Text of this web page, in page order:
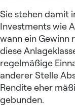
Sie stehen damit
Investments wie
wann ein Gewinn
diese
regelmäßige
anderer Stelle
Rendite eher
gebunden.